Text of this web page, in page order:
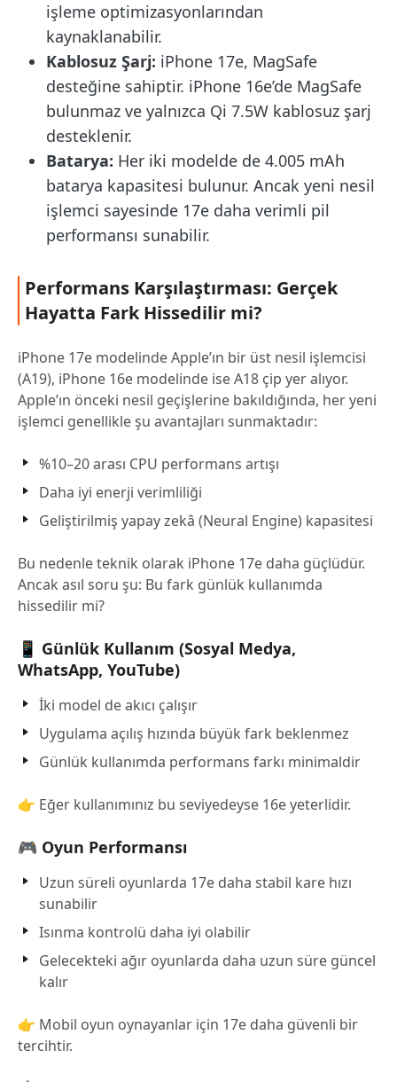
işleme optimizasyonlarından
kaynaklanabilir.
Kablosuz Şarj: iPhone 17e, MagSafe
desteğine sahiptir. iPhone 16e’de MagSafe
bulunmaz ve yalnızca Qi 7.5W kablosuz şarj
desteklenir.
Batarya: Her iki modelde de 4.005 mAh
batarya kapasitesi bulunur. Ancak yeni nesil
işlemci sayesinde 17e daha verimli pil
performansı sunabilir.
Performans Karşılaştırması: Gerçek
Hayatta Fark Hissedilir mi?
iPhone 17e modelinde Apple’ın bir üst nesil işlemcisi
(A19), iPhone 16e modelinde ise A18 çip yer alıyor.
Apple’ın önceki nesil geçişlerine bakıldığında, her yeni
işlemci genellikle şu avantajları sunmaktadır:
%10–20 arası CPU performans artışı
Daha iyi enerji verimliliği
Geliştirilmiş yapay zekâ (Neural Engine) kapasitesi
Bu nedenle teknik olarak iPhone 17e daha güçlüdür.
Ancak asıl soru şu: Bu fark günlük kullanımda
hissedilir mi?
📱 Günlük Kullanım (Sosyal Medya,
WhatsApp, YouTube)
İki model de akıcı çalışır
Uygulama açılış hızında büyük fark beklenmez
Günlük kullanımda performans farkı minimaldir
👉 Eğer kullanımınız bu seviyedeyse 16e yeterlidir.
🎮 Oyun Performansı
Uzun süreli oyunlarda 17e daha stabil kare hızı
sunabilir
Isınma kontrolü daha iyi olabilir
Gelecekteki ağır oyunlarda daha uzun süre güncel
kalır
👉 Mobil oyun oynayanlar için 17e daha güvenli bir
tercihtir.